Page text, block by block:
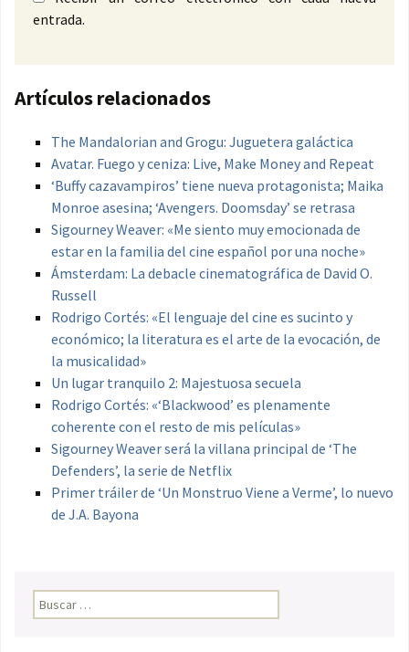
entrada.
Artículos relacionados
The Mandalorian and Grogu: Juguetera galáctica
Avatar. Fuego y ceniza: Live, Make Money and Repeat
‘Buffy cazavampiros’ tiene nueva protagonista; Maika
Monroe asesina; ‘Avengers. Doomsday’ se retrasa
Sigourney Weaver: «Me siento muy emocionada de
estar en la familia del cine español por una noche»
Ámsterdam: La debacle cinematográfica de David O.
Russell
Rodrigo Cortés: «El lenguaje del cine es sucinto y
económico; la literatura es el arte de la evocación, de
la musicalidad»
Un lugar tranquilo 2: Majestuosa secuela
Rodrigo Cortés: «‘Blackwood’ es plenamente
coherente con el resto de mis películas»
Sigourney Weaver será la villana principal de ‘The
Defenders’, la serie de Netflix
Primer tráiler de ‘Un Monstruo Viene a Verme’, lo nuevo
de J.A. Bayona
Buscar: